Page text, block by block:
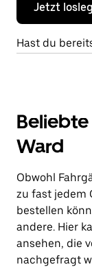
Jetzt
Hast du
Beliebte
Ward
Obwohl
zu fast jedem
bestellen
andere. Hier
ansehen, die
nachgefragt